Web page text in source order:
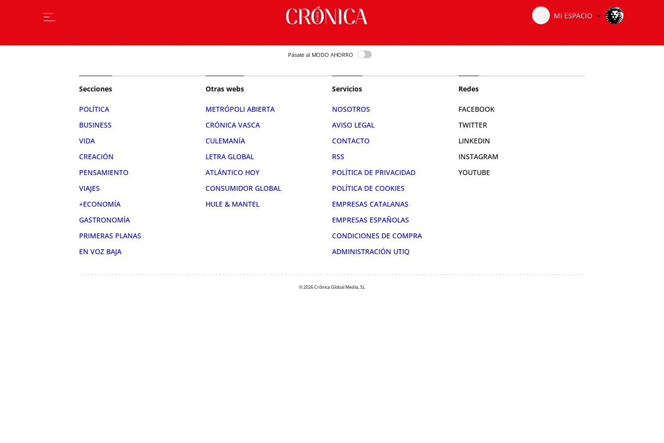
Pásate al MODO AHORRO
Secciones
POLÍTICA
BUSINESS
VIDA
CREACIÓN
PENSAMIENTO
VIAJES
+ECONOMÍA
GASTRONOMÍA
PRIMERAS PLANAS
EN VOZ BAJA
Otras webs
METRÓPOLI ABIERTA
CRÓNICA VASCA
CULEMANÍA
LETRA GLOBAL
ATLÁNTICO HOY
CONSUMIDOR GLOBAL
HULE & MANTEL
Servicios
NOSOTROS
AVISO LEGAL
CONTACTO
RSS
POLÍTICA DE PRIVACIDAD
POLÍTICA DE COOKIES
EMPRESAS CATALANAS
EMPRESAS ESPAÑOLAS
CONDICIONES DE COMPRA
ADMINISTRACIÓN UTIQ
Redes
FACEBOOK
TWITTER
LINKEDIN
INSTAGRAM
YOUTUBE
© 2026 Crónica Global Media, SL